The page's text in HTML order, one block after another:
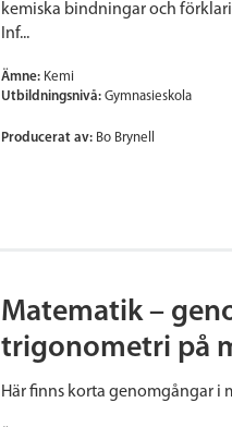
kemiska bindningar och
Inf...
Ämne: Kemi
Utbildningsnivå: Gymnasieskola
Producerat av: Bo Brynell
Matematik –
trigonometri på
Här finns korta genomgångar i